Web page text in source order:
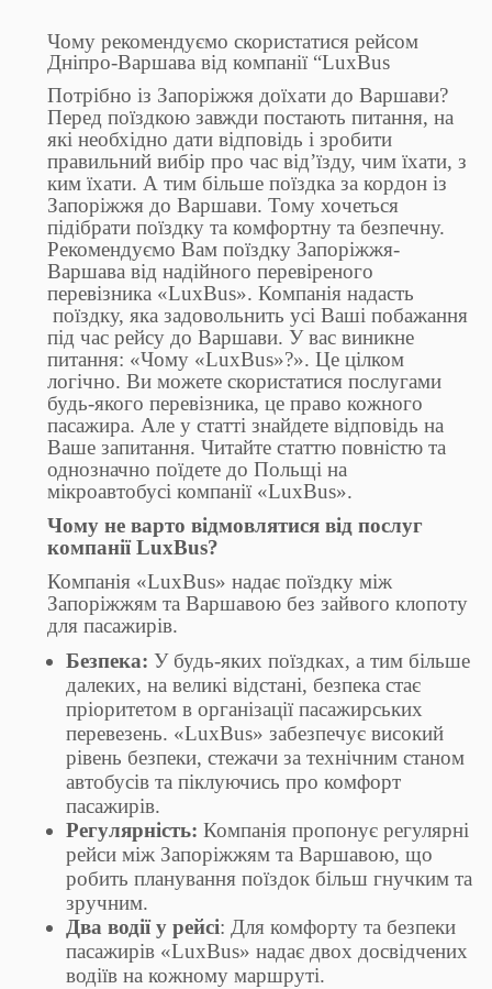
Чому рекомендуємо скористатися рейсом
Дніпро-Варшава від компанії “LuxBus
Потрібно із Запоріжжя доїхати до Варшави?
Перед поїздкою завжди постають питання, на
які необхідно дати відповідь і зробити
правильний вибір про час від’їзду, чим їхати, з
ким їхати. А тим більше поїздка за кордон із
Запоріжжя до Варшави. Тому хочеться
підібрати поїздку та комфортну та безпечну.
Рекомендуємо Вам поїздку Запоріжжя-
Варшава від надійного перевіреного
перевізника «LuxBus». Компанія надасть
поїздку, яка задовольнить усі Ваші побажання
під час рейсу до Варшави. У вас виникне
питання: «Чому «LuxBus»?». Це цілком
логічно. Ви можете скористатися послугами
будь-якого перевізника, це право кожного
пасажира. Але у статті знайдете відповідь на
Ваше запитання. Читайте статтю повністю та
однозначно поїдете до Польщі на
мікроавтобусі компанії «LuxBus».
Чому не варто відмовлятися від послуг
компанії LuxBus?
Компанія «LuxBus» надає поїздку між
Запоріжжям та Варшавою без зайвого клопоту
для пасажирів.
Безпека: У будь-яких поїздках, а тим більше
далеких, на великі відстані, безпека стає
пріоритетом в організації пасажирських
перевезень. «LuxBus» забезпечує високий
рівень безпеки, стежачи за технічним станом
автобусів та піклуючись про комфорт
пасажирів.
Регулярність: Компанія пропонує регулярні
рейси між Запоріжжям та Варшавою, що
робить планування поїздок більш гнучким та
зручним.
Два водії у рейсі: Для комфорту та безпеки
пасажирів «LuxBus» надає двох досвідчених
водіїв на кожному маршруті.